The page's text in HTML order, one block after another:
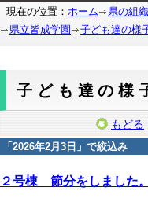
現在の位置： ホーム 県の組
県立皆成学園
子ども達の様
子ども達の様
もどる
「 2026年2月3日 」で絞込み
２号棟 節分をしました。